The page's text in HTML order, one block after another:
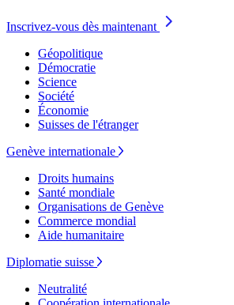
Inscrivez-vous dès maintenant
Géopolitique
Démocratie
Science
Société
Économie
Suisses de l'étranger
Genève internationale
Droits humains
Santé mondiale
Organisations de Genève
Commerce mondial
Aide humanitaire
Diplomatie suisse
Neutralité